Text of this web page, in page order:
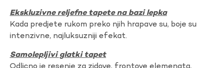
Ekskluzivne reljefne tapete na bazi lepka
Kada predjete rukom preko njih hrapave su, boje su
intenzivne, najluksuzniji efekat.
Samolepljivi glatki tapet